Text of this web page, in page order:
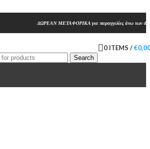
ΔΩΡΕΑΝ ΜΕΤΑΦΟΡΙΚΑ για παραγγελίες άνω των
Search
0 ITEMS /€